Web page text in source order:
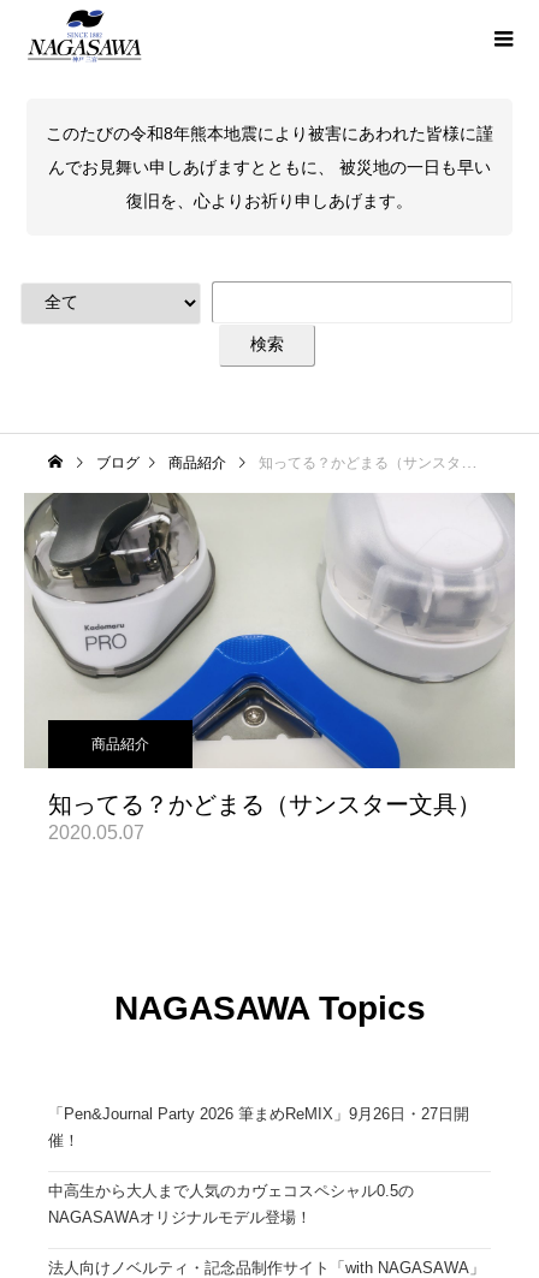
このたびの令和8年熊本地震により被害にあわれた皆様に謹
んでお見舞い申しあげますとともに、 被災地の一日も早い
復旧を、心よりお祈り申しあげます。
ブログ 商品紹介 知ってる？かどまる（サンスター文具）
商品紹介
知ってる？かどまる（サンスター文具）
2020.05.07
NAGASAWA Topics
「Pen&Journal Party 2026 筆まめReMIX」9月26日・27日開
催！
中高生から大人まで人気のカヴェコスペシャル0.5の
NAGASAWAオリジナルモデル登場！
法人向けノベルティ・記念品制作サイト「with NAGASAWA」